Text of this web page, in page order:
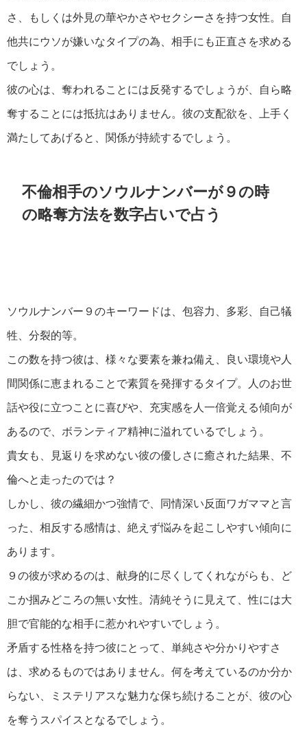
さ、もしくは外見の華やかさやセクシーさを持つ女性。自
他共にウソが嫌いなタイプの為、相手にも正直さを求める
でしょう。
彼の心は、奪われることには反発するでしょうが、自ら略
奪することには抵抗はありません。彼の支配欲を、上手く
満たしてあげると、関係が持続するでしょう。
不倫相手のソウルナンバーが９の時
の略奪方法を数字占いで占う
ソウルナンバー９のキーワードは、包容力、多彩、自己犠
牲、分裂的等。
この数を持つ彼は、様々な要素を兼ね備え、良い環境や人
間関係に恵まれることで素質を発揮するタイプ。人のお世
話や役に立つことに喜びや、充実感を人一倍覚える傾向が
あるので、ボランティア精神に溢れているでしょう。
貴女も、見返りを求めない彼の優しさに癒された結果、不
倫へと走ったのでは？
しかし、彼の繊細かつ強情で、同情深い反面ワガママと言
った、相反する感情は、絶えず悩みを起こしやすい傾向に
あります。
９の彼が求めるのは、献身的に尽くしてくれながらも、ど
こか掴みどころの無い女性。清純そうに見えて、性には大
胆で官能的な相手に惹かれやすいでしょう。
矛盾する性格を持つ彼にとって、単純さや分かりやすさ
は、求めるものではありません。何を考えているのか分か
らない、ミステリアスな魅力な保ち続けることが、彼の心
を奪うスパイスとなるでしょう。